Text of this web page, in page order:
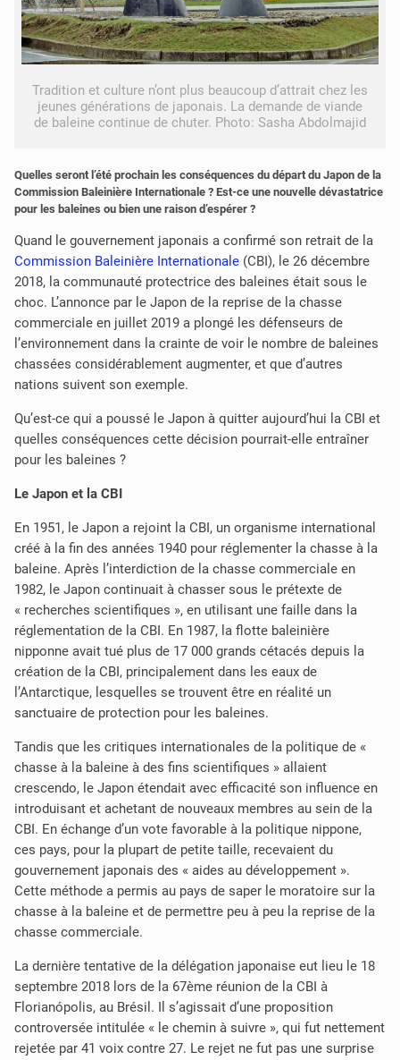
Tradition et culture n’ont plus beaucoup d’attrait chez les
jeunes générations de japonais. La demande de viande
de baleine continue de chuter. Photo: Sasha Abdolmajid
Quelles seront l’été prochain les conséquences du départ du Japon de la
Commission Baleinière Internationale ? Est-ce une nouvelle dévastatrice
pour les baleines ou bien une raison d’espérer ?
Quand le gouvernement japonais a confirmé son retrait de la
Commission Baleinière Internationale (CBI), le 26 décembre
2018, la communauté protectrice des baleines était sous le
choc. L’annonce par le Japon de la reprise de la chasse
commerciale en juillet 2019 a plongé les défenseurs de
l’environnement dans la crainte de voir le nombre de baleines
chassées considérablement augmenter, et que d’autres
nations suivent son exemple.
Qu’est-ce qui a poussé le Japon à quitter aujourd’hui la CBI et
quelles conséquences cette décision pourrait-elle entraîner
pour les baleines ?
Le Japon et la CBI
En 1951, le Japon a rejoint la CBI, un organisme international
créé à la fin des années 1940 pour réglementer la chasse à la
baleine. Après l’interdiction de la chasse commerciale en
1982, le Japon continuait à chasser sous le prétexte de
« recherches scientifiques », en utilisant une faille dans la
réglementation de la CBI. En 1987, la flotte baleinière
nipponne avait tué plus de 17 000 grands cétacés depuis la
création de la CBI, principalement dans les eaux de
l’Antarctique, lesquelles se trouvent être en réalité un
sanctuaire de protection pour les baleines.
Tandis que les critiques internationales de la politique de «
chasse à la baleine à des fins scientifiques » allaient
crescendo, le Japon étendait avec efficacité son influence en
introduisant et achetant de nouveaux membres au sein de la
CBI. En échange d’un vote favorable à la politique nippone,
ces pays, pour la plupart de petite taille, recevaient du
gouvernement japonais des « aides au développement ».
Cette méthode a permis au pays de saper le moratoire sur la
chasse à la baleine et de permettre peu à peu la reprise de la
chasse commerciale.
La dernière tentative de la délégation japonaise eut lieu le 18
septembre 2018 lors de la 67ème réunion de la CBI à
Florianópolis, au Brésil. Il s’agissait d’une proposition
controversée intitulée « le chemin à suivre », qui fut nettement
rejetée par 41 voix contre 27. Le rejet ne fut pas une surprise